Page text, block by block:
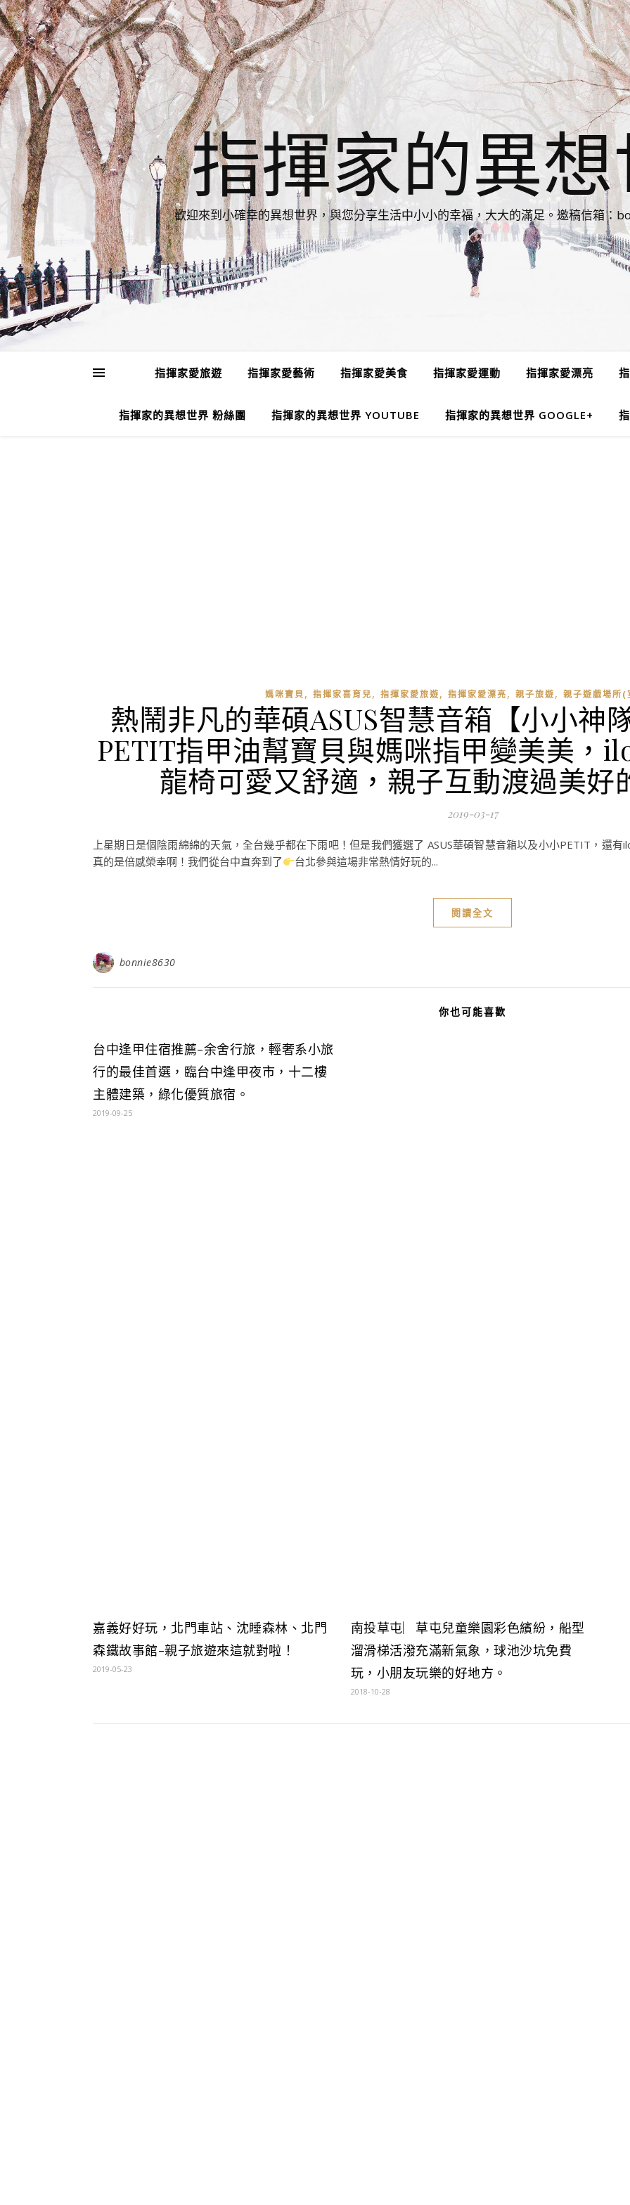
指揮家的異
歡迎來到小確幸的異想世界，與您分享生活中小小的幸福，大大的滿足。邀稿信箱：
指揮家愛旅遊 指揮家愛藝術 指揮家愛美食 指揮家愛運動 指揮家愛漂亮
指揮家的異想世界 粉絲團 指揮家的異想世界 YOUTUBE 指揮家的異想世界 GOOGLE+
媽咪寶貝, 指揮家喜育兒, 指揮家愛旅遊, 指揮家愛漂亮, 親子旅遊, 親子遊戲場所(
熱鬧非凡的華碩ASUS智慧音箱【小小神
PETIT指甲油幫寶貝與媽咪指甲變美美，
龍椅可愛又舒適，親子互動渡過美好
2019-03-17
上星期日是個陰雨綿綿的天氣，全台幾乎都在下雨吧！但是我們獲選了 ASUS華碩智慧音箱以及小小PETIT，還
真的是倍感榮幸啊！我們從台中直奔到了
台北參與這場非常熱情好玩的...
閱讀全文
bonnie8630
你也可能喜歡
台中逢甲住宿推薦-余舍行旅，輕奢系小旅
行的最佳首選，臨台中逢甲夜市，十二樓
主體建築，綠化優質旅宿。
2019-09-25
嘉義好好玩，北門車站、沈睡森林、北門
森鐵故事館-親子旅遊來這就對啦！
2019-05-23
南投草屯︳草屯兒童樂園彩色繽紛，船型
溜滑梯活潑充滿新氣象，球池沙坑免費
玩，小朋友玩樂的好地方。
2018-10-28